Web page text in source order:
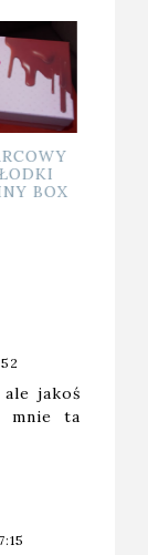
BOX
ale jakoś
mnie ta